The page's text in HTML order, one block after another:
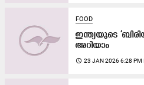
FOOD
ഇന്ത്യയുടെ
അറിയാം
access_time 23 JAN 2026 6:28 PM